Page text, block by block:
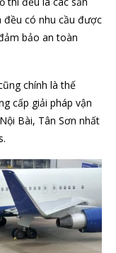
đều có nhu cầu được
bảo an toàn
chính là thế
cấp giải pháp vận
Bài, Tân Sơn nhất